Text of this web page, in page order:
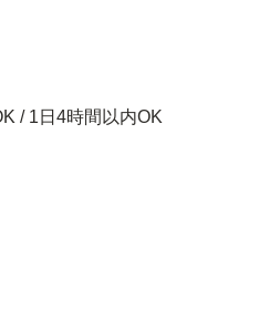
/ 1日4時間以内OK